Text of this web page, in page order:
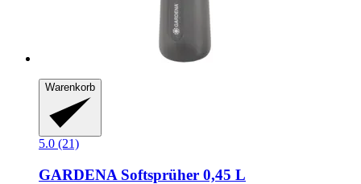
Warenkorb
5.0 (21)
GARDENA Softsprüher 0,45 L